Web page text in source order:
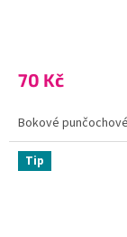
produktu
je
z
5
hvězdiček.
70 Kč
Bokové
Tip